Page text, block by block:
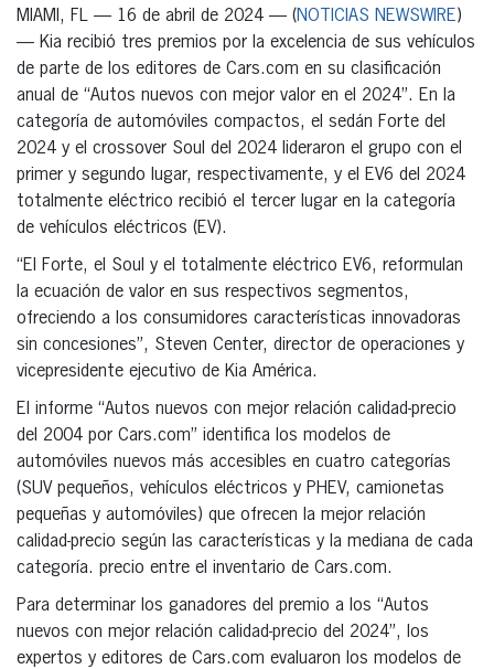
MIAMI, FL — 16 de abril de 2024 — (NOTICIAS NEWSWIRE)
— Kia recibió tres premios por la excelencia de sus vehículos
de parte de los editores de Cars.com en su clasificación
anual de “Autos nuevos con mejor valor en el 2024”. En la
categoría de automóviles compactos, el sedán Forte del
2024 y el crossover Soul del 2024 lideraron el grupo con el
primer y segundo lugar, respectivamente, y el EV6 del 2024
totalmente eléctrico recibió el tercer lugar en la categoría
de vehículos eléctricos (EV).
“El Forte, el Soul y el totalmente eléctrico EV6, reformulan
la ecuación de valor en sus respectivos segmentos,
ofreciendo a los consumidores características innovadoras
sin concesiones”, Steven Center, director de operaciones y
vicepresidente ejecutivo de Kia América.
El informe “Autos nuevos con mejor relación calidad-precio
del 2004 por Cars.com” identifica los modelos de
automóviles nuevos más accesibles en cuatro categorías
(SUV pequeños, vehículos eléctricos y PHEV, camionetas
pequeñas y automóviles) que ofrecen la mejor relación
calidad-precio según las características y la mediana de cada
categoría. precio entre el inventario de Cars.com.
Para determinar los ganadores del premio a los “Autos
nuevos con mejor relación calidad-precio del 2024”, los
expertos y editores de Cars.com evaluaron los modelos de